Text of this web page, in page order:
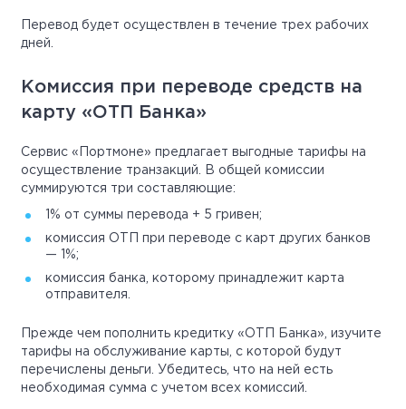
Перевод будет осуществлен в течение трех рабочих
дней.
Комиссия при переводе средств на
карту «ОТП Банка»
Сервис «Портмоне» предлагает выгодные тарифы на
осуществление транзакций. В общей комиссии
суммируются три составляющие:
1% от суммы перевода + 5 гривен;
комиссия ОТП при переводе с карт других банков
— 1%;
комиссия банка, которому принадлежит карта
отправителя.
Прежде чем пополнить кредитку «ОТП Банка», изучите
тарифы на обслуживание карты, с которой будут
перечислены деньги. Убедитесь, что на ней есть
необходимая сумма с учетом всех комиссий.